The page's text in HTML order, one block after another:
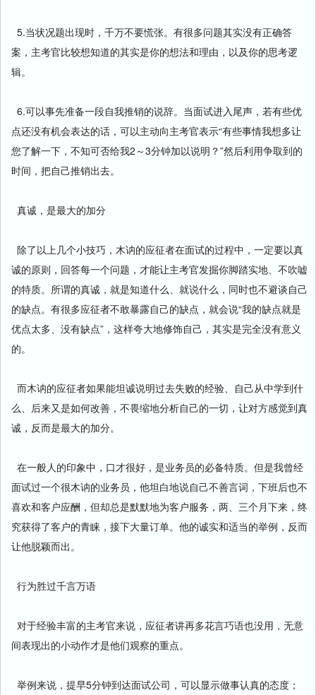
5.当状况题出现时，千万不要慌张。有很多问题其实没有正确答
案，主考官比较想知道的其实是你的想法和理由，以及你的思考逻
辑。
6.可以事先准备一段自我推销的说辞。当面试进入尾声，若有些优
点还没有机会表达的话，可以主动向主考官表示“有些事情我想多让
您了解一下，不知可否给我2～3分钟加以说明？”然后利用争取到的
时间，把自己推销出去。
真诚，是最大的加分
除了以上几个小技巧，木讷的应征者在面试的过程中，一定要以真
诚的原则，回答每一个问题，才能让主考官发掘你脚踏实地、不吹嘘
的特质。所谓的真诚，就是知道什么、就说什么，同时也不避谈自己
的缺点。有很多应征者不敢暴露自己的缺点，就会说“我的缺点就是
优点太多、没有缺点”，这样夸大地修饰自己，其实是完全没有意义
的。
而木讷的应征者如果能坦诚说明过去失败的经验、自己从中学到什
么、后来又是如何改善，不畏缩地分析自己的一切，让对方感觉到真
诚，反而是最大的加分。
在一般人的印象中，口才很好，是业务员的必备特质。但是我曾经
面试过一个很木讷的业务员，他坦白地说自己不善言词，下班后也不
喜欢和客户应酬，但却总是默默地为客户服务，两、三个月下来，终
究获得了客户的青睐，接下大量订单。他的诚实和适当的举例，反而
让他脱颖而出。
行为胜过千言万语
对于经验丰富的主考官来说，应征者讲再多花言巧语也没用，无意
间表现出的小动作才是他们观察的重点。
举例来说，提早5分钟到达面试公司，可以显示做事认真的态度；